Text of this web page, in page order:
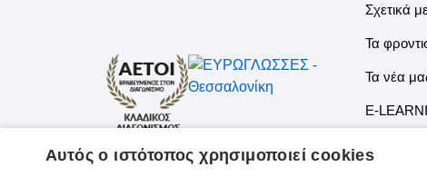
Σχετικά
Τα
Τα νέα
E-
Αυτός ο ιστότοπος χρησιμοποιεί cookies